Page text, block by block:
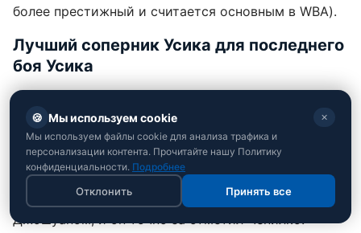
более престижный и считается основным в WBA).
Лучший соперник Усика для последнего
боя Усика
"Лично я бы хотел увидеть реванш с Рико
Верховеном. Этот бой - именно та история, когда
до него бойцов ничего не сочетало, а после
осталось такое послевкусие, что хочется
посмотреть второй поединок. Рико дал Усику
самый тяжелый бой со времени реванша с Энтони
Джошуаном, и он точно за отметил Чепилко.
🍪 Мы используем cookie ✕
Мы используем файлы cookie для анализа трафика и
персонализации контента. Прочитайте нашу Политику
конфиденциальности. Подробнее
Отклонить Принять все